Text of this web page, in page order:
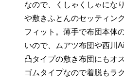
なので、くしゃくしゃにな
や敷きふとんのセッティン
フィット。薄手で布団本体
いので、ムアツ布団や西川
凸タイプの敷き布団にもオ
ゴムタイプなので着脱もラ